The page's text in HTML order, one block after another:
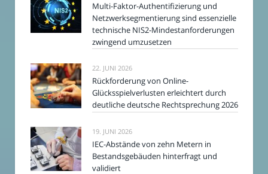
Multi-Faktor-Authentifizierung und
Netzwerksegmentierung sind essenzielle
technische NIS2-Mindestanforderungen
zwingend umzusetzen
22. JUNI 2026
Rückforderung von Online-
Glücksspielverlusten erleichtert durch
deutliche deutsche Rechtsprechung 2026
19. JUNI 2026
IEC-Abstände von zehn Metern in
Bestandsgebäuden hinterfragt und
validiert